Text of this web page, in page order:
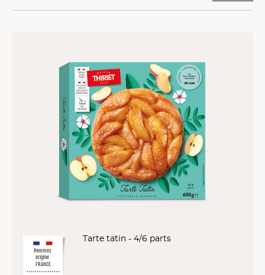
Pommes
origine
FRANCE
Tarte tatin - 4/6 parts